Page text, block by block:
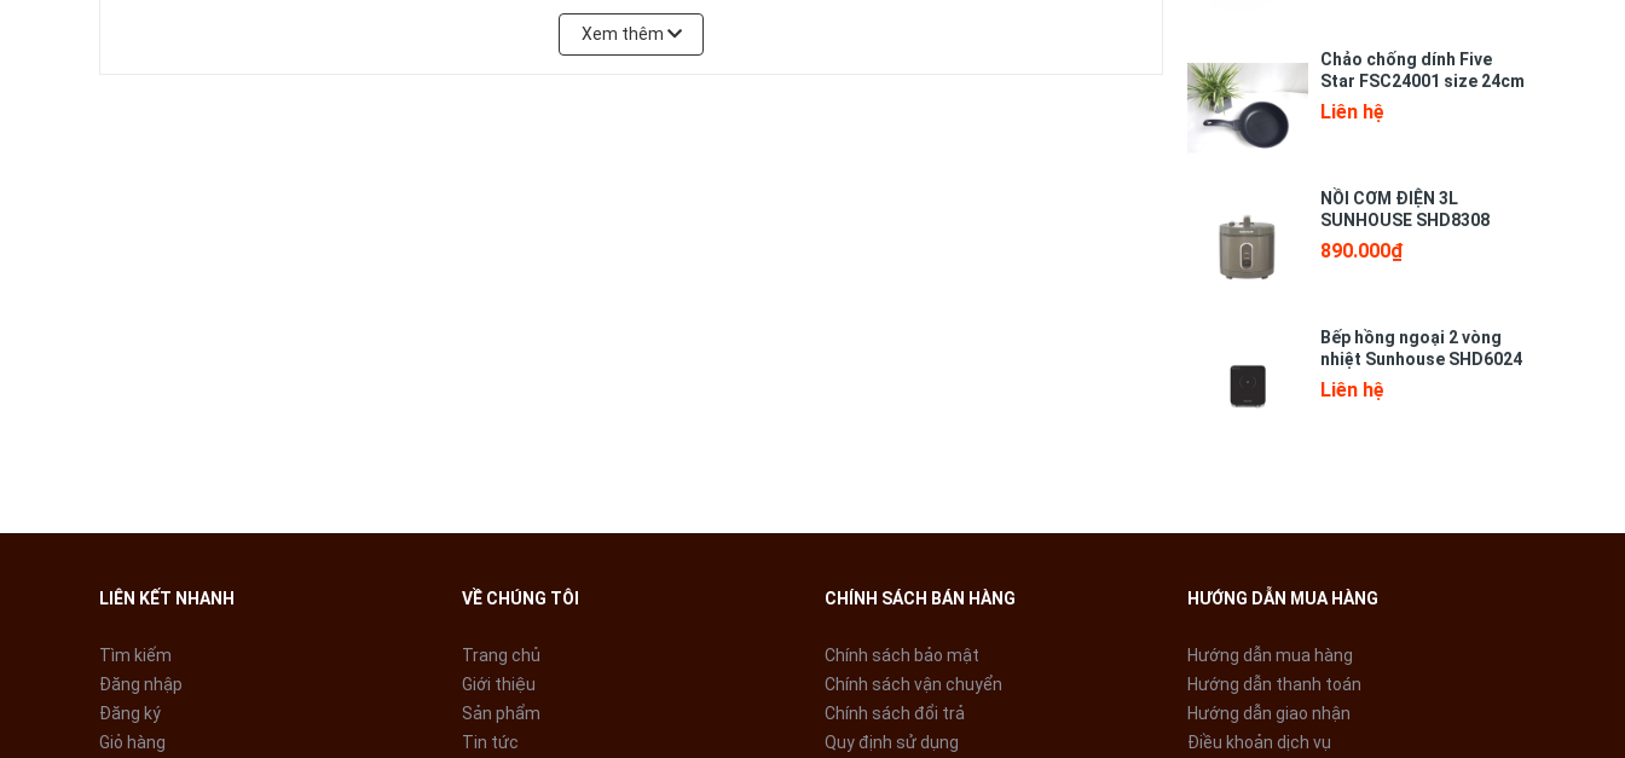
Xem thêm
Chảo chống dính Five
Star FSC24001 size 24cm
Liên hệ
NỒI CƠM ĐIỆN 3L
SUNHOUSE SHD8308
890.000₫
Bếp hồng ngoại 2 vòng
nhiệt Sunhouse SHD6024
Liên hệ
LIÊN KẾT NHANH
Tìm kiếm
Đăng nhập
Đăng ký
Giỏ hàng
VỀ CHÚNG TÔI
Trang chủ
Giới thiệu
Sản phẩm
Tin tức
CHÍNH SÁCH BÁN HÀNG
Chính sách bảo mật
Chính sách vận chuyển
Chính sách đổi trả
Quy định sử dụng
HƯỚNG DẪN MUA HÀNG
Hướng dẫn mua hàng
Hướng dẫn thanh toán
Hướng dẫn giao nhận
Điều khoản dịch vụ